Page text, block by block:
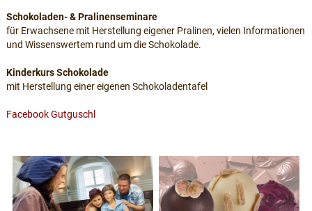
Schokoladen- & Pralinenseminare
für Erwachsene mit Herstellung eigener Pralinen, vielen Informationen
und Wissenswertem rund um die Schokolade.
Kinderkurs Schokolade
mit Herstellung einer eigenen Schokoladentafel
Facebook Gutguschl